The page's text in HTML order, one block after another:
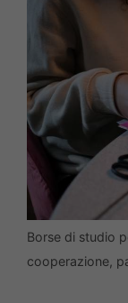
Borse di studio
cooperazione,